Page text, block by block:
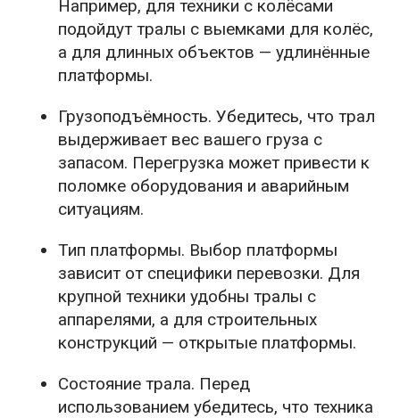
Например, для техники с колёсами
подойдут тралы с выемками для колёс,
а для длинных объектов — удлинённые
платформы.
Грузоподъёмность. Убедитесь, что трал
выдерживает вес вашего груза с
запасом. Перегрузка может привести к
поломке оборудования и аварийным
ситуациям.
Тип платформы. Выбор платформы
зависит от специфики перевозки. Для
крупной техники удобны тралы с
аппарелями, а для строительных
конструкций — открытые платформы.
Состояние трала. Перед
использованием убедитесь, что техника